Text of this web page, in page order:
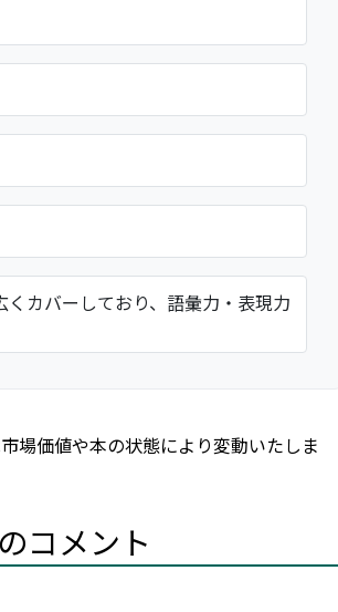
カバーしており、語彙力・表現力
場価値や本の状態により変動いたしま
コメント